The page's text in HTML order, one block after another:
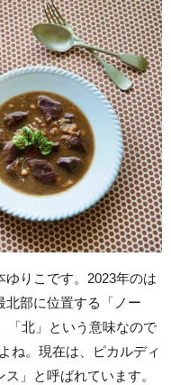
りこです。2023年のは
北部に位置する「ノー
「北」という意味なので
ね。現在は、ピカルディ
」と呼ばれています。